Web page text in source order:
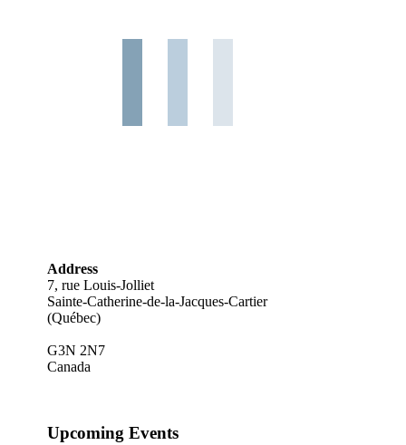
Address
7, rue Louis-Jolliet
Sainte-Catherine-de-la-Jacques-Cartier
(Québec)
G3N 2N7
Canada
Upcoming Events